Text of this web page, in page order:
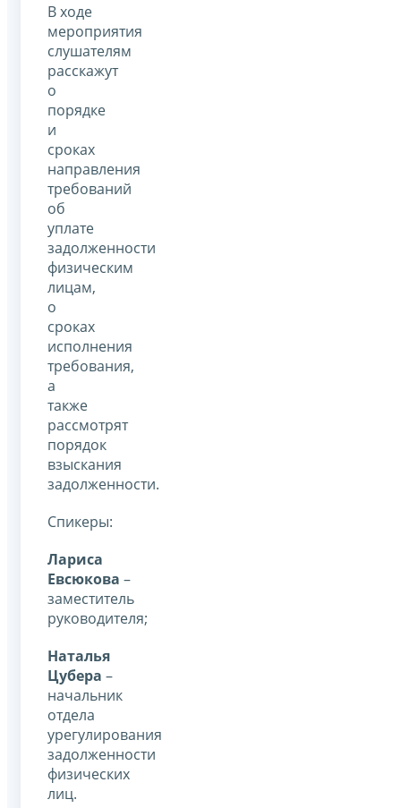
В ходе
мероприятия
слушателям
расскажут
о
порядке
и
сроках
направления
требований
об
уплате
задолженности
физическим
лицам,
о
сроках
исполнения
требования,
а
также
рассмотрят
порядок
взыскания
задолженности.
Спикеры:
Лариса
Евсюкова –
заместитель
руководителя;
Наталья
Цубера –
начальник
отдела
урегулирования
задолженности
физических
лиц.